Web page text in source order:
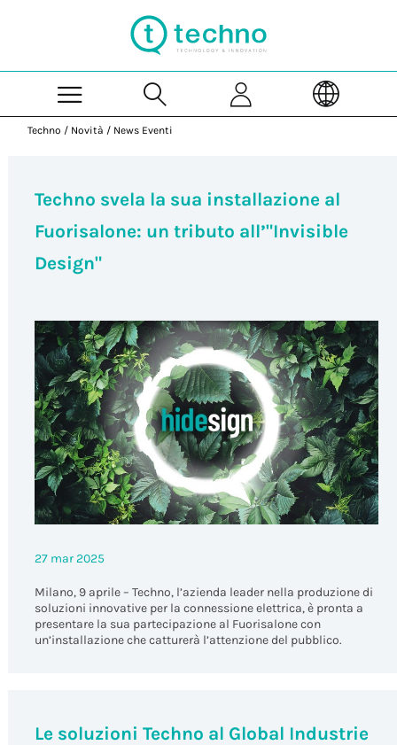
Techno / Novità / News Eventi
Techno svela la sua installazione al
Fuorisalone: un tributo all’"Invisible
Design"
27 mar 2025
Milano, 9 aprile – Techno, l’azienda leader nella produzione di
soluzioni innovative per la connessione elettrica, è pronta a
presentare la sua partecipazione al Fuorisalone con
un’installazione che catturerà l’attenzione del pubblico.
Le soluzioni Techno al Global Industrie